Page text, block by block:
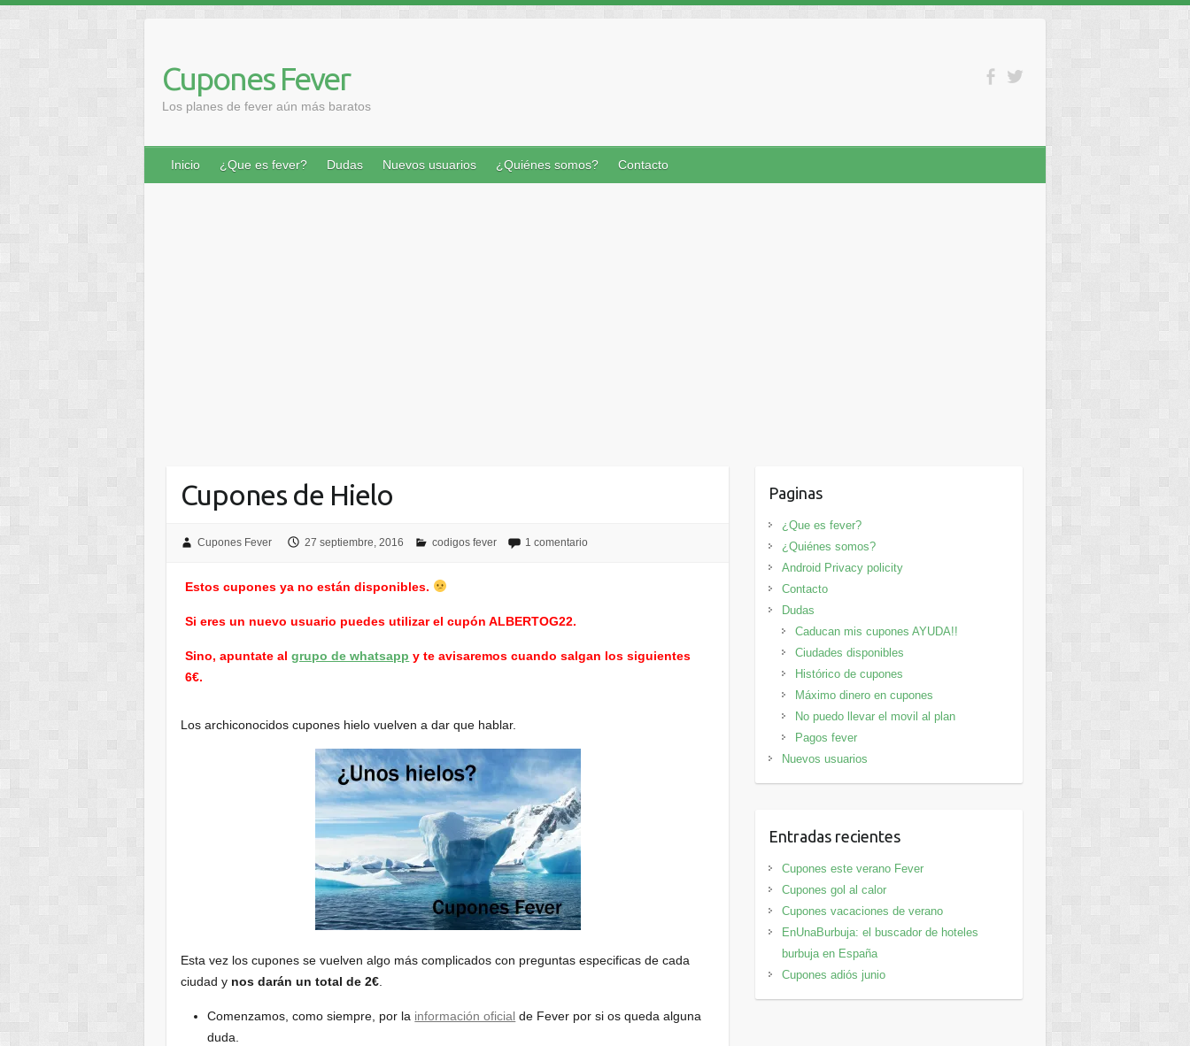
contenido
Cupones Fever
Los planes de fever aún más baratos
Inicio ¿Que es fever? Dudas Nuevos usuarios ¿Quiénes somos? Contacto
Cupones de Hielo
Cupones Fever 27 septiembre, 2016 codigos fever 1 comentario
Estos cupones ya no están disponibles.
Si eres un nuevo usuario puedes utilizar el cupón ALBERTOG22.
Sino, apuntate algrupo de whatsapp y te avisaremos cuando salgan los siguientes
6€.
Los archiconocidos cupones hielo vuelven a dar que hablar.
Esta vez los cupones se vuelven algo más complicados con preguntas especificas de cada
ciudad y nos darán un total de 2€.
Comenzamos, como siempre, por la información oficial de Fever por si os queda alguna
duda.
Paginas
¿Que es fever?
¿Quiénes somos?
Android Privacy policity
Contacto
Dudas
Caducan mis cupones AYUDA!!
Ciudades disponibles
Histórico de cupones
Máximo dinero en cupones
No puedo llevar el movil al plan
Pagos fever
Nuevos usuarios
Entradas recientes
Cupones este verano Fever
Cupones gol al calor
Cupones vacaciones de verano
EnUnaBurbuja: el buscador de hoteles
burbuja en España
Cupones adiós junio